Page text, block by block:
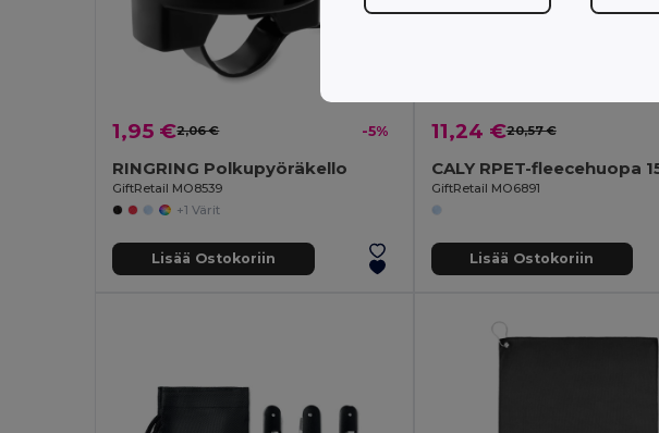
1,95 €2,06 € -5%
RINGRING Polkupyöräkello
GiftRetail MO8539
+1 Värit
Lisää Ostokoriin
11,24 €20,57 €
GiftRetail MO6891
Lisää Ostokoriin